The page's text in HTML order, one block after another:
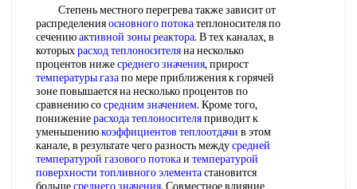
Степень местного перегрева также зависит от
распределенияосновного потокатеплоносителя по
сечениюактивной зоныреактора. В тех каналах, в
которыхрасход теплоносителяна несколько
процентов нижесреднего значения, прирост
температуры газапо мере приближения к горячей
зоне повышается на несколько процентов по
сравнению сосредним значением. Кроме того,
понижениерасхода теплоносителяприводит к
уменьшениюкоэффициентов теплоотдачи в этом
канале, в результате чего разность междусредней
температурой газового потокаи температурой
поверхности топливного элементастановится
большесреднего значения. Совместное влияние